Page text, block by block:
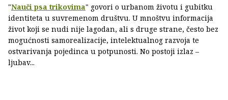
"Nauči psa trikovima" govori o urbanom životu i gubitku
identiteta u suvremenom društvu. U mnoštvu informacija
život koji se nudi nije lagodan, ali s druge strane, često bez
mogućnosti samorealizacije, intelektualnog razvoja te
ostvarivanja pojedinca u potpunosti. No postoji izlaz –
ljubav...